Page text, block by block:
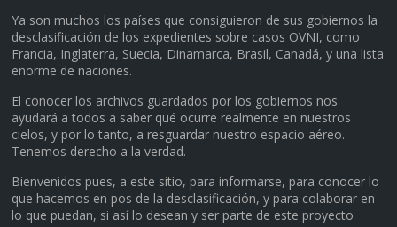
Ya son muchos los países que consiguieron de sus gobiernos la
desclasificación de los expedientes sobre casos OVNI, como
Francia, Inglaterra, Suecia, Dinamarca, Brasil, Canadá, y una lista
enorme de naciones.
El conocer los archivos guardados por los gobiernos nos
ayudará a todos a saber qué ocurre realmente en nuestros
cielos, y por lo tanto, a resguardar nuestro espacio aéreo.
Tenemos derecho a la verdad.
Bienvenidos pues, a este sitio, para informarse, para conocer lo
que hacemos en pos de la desclasificación, y para colaborar en
lo que puedan, si así lo desean y ser parte de este proyecto